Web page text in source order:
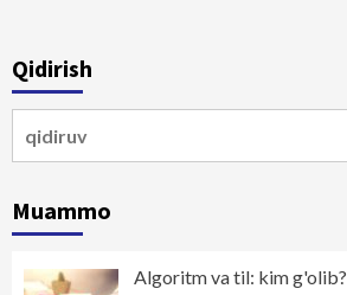
Qidirish
Muammo
Algoritm va til: kim g'olib?